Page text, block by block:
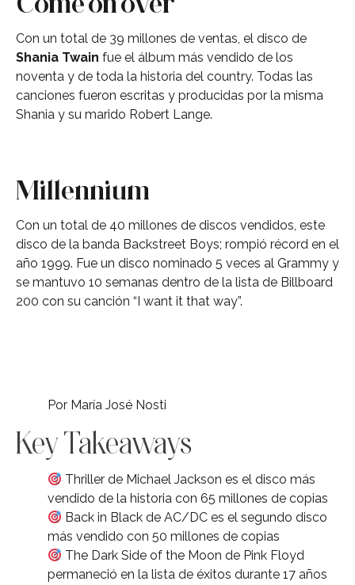
Con un total de 39 millones de ventas, el disco de
Shania Twain fue el álbum más vendido de los
noventa y de toda la historia del country. Todas las
canciones fueron escritas y producidas por la misma
Shania y su marido Robert Lange.
Millennium
Con un total de 40 millones de discos vendidos, este
disco de la banda Backstreet Boys; rompió récord en el
año 1999. Fue un disco nominado 5 veces al Grammy y
se mantuvo 10 semanas dentro de la lista de Billboard
200 con su canción “I want it that way”.
Por María José Nosti
Key Takeaways
Thriller de Michael Jackson es el disco más
vendido de la historia con 65 millones de copias
Back in Black de AC/DC es el segundo disco
más vendido con 50 millones de copias
The Dark Side of the Moon de Pink Floyd
permaneció en la lista de éxitos durante 17 años